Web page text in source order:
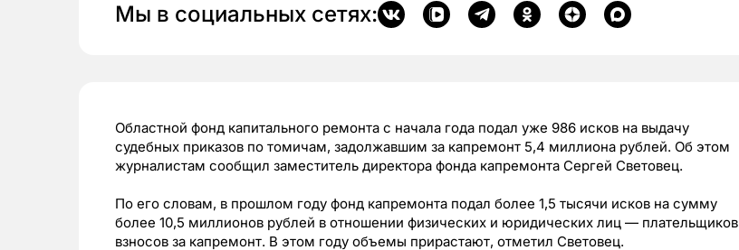
Мы в социальных сетях:
Областной фонд капитального ремонта с начала года подал уже 986 исков на выдачу
судебных приказов по томичам, задолжавшим за капремонт 5,4 миллиона рублей. Об этом
журналистам сообщил заместитель директора фонда капремонта Сергей Световец.
По его словам, в прошлом году фонд капремонта подал более 1,5 тысячи исков на сумму
более 10,5 миллионов рублей в отношении физических и юридических лиц — плательщиков
взносов за капремонт. В этом году объемы прирастают, отметил Световец.